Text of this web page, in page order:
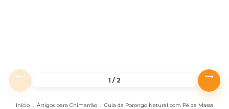
1 / 2
Início Artigos para Chimarrão Cuia de Porongo Natural com Pé de Massa